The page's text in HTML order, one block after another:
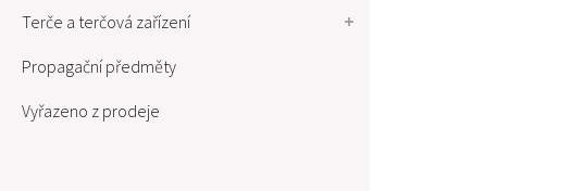
Terče a terčová zařízení
Propagační předměty
Vyřazeno z prodeje